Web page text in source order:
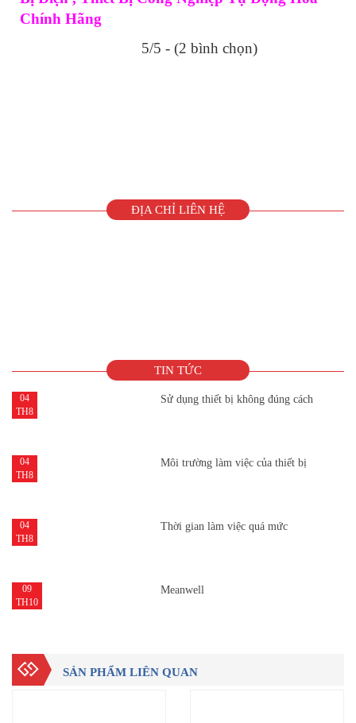
Chính Hãng
5/5 - (2 bình chọn)
ĐỊA CHỈ LIÊN HỆ
TIN TỨC
04
TH8
Sử dụng thiết bị không đúng cách
04
TH8
Môi trường làm việc của thiết bị
04
TH8
Thời gian làm việc quá mức
09
TH10
Meanwell
SẢN PHẨM LIÊN QUAN